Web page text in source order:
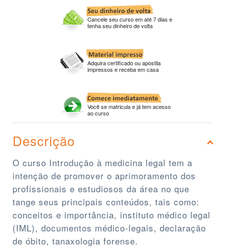
Cancele seu curso em até 7 dias e
tenha seu dinheiro de volta
Adquira certificado ou apostila
impressos e receba em casa
Você se matricula e já tem acesso
ao curso
Descrição
O curso Introdução à medicina legal tem a
intenção de promover o aprimoramento dos
profissionais e estudiosos da área no que
tange seus principais conteúdos, tais como:
conceitos e importância, instituto médico legal
(IML), documentos médico-legais, declaração
de óbito, tanaxologia forense.